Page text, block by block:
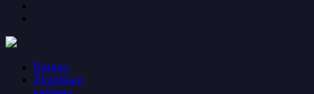
Ванны
Душевые